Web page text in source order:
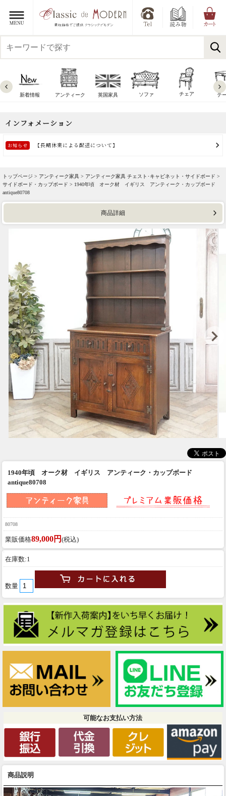
新着情報 アンティーク 英国家具 ソファ チェア テ
トップページ > アンティーク家具 > アンティーク家具 チェスト･キャビネット・サイドボード >
サイドボード・カップボード > 1940年頃 オーク材 イギリス アンティーク・カップボード
antique80708
商品詳細
1940年頃 オーク材 イギリス アンティーク・カップボード
antique80708
80708
業販価格89,000円 (税込)
在庫数:1
数量
可能なお支払い方法
商品説明